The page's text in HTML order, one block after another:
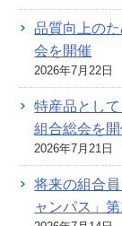
品質向上の
会を開催
2026年7月22日
特産品とし
組合総会を開
2026年7月21日
将来の組合
ャンパス」